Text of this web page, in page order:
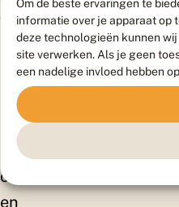
Om de beste ervaringen te
informatie over je apparaat op
deze technologieën kunnen
site verwerken. Als je geen
een nadelige invloed hebben
ver
sc
hill
en
ort
en